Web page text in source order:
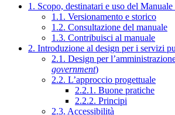
1. Scopo, destinatari e uso del
1.1. Versionamento e storico
1.2. Consultazione del manuale
1.3. Contribuisci al manuale
2. Introduzione al design per i servizi
2.1. Design per
government)
2.2. L’approccio progettuale
2.2.1. Buone pratiche
2.2.2. Principi
2.3. Accessibilità